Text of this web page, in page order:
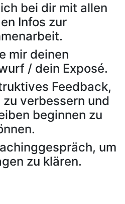
bei dir mit allen
Infos zur
mir deinen
/ dein Exposé.
Feedback,
zu verbessern und
beginnen zu
um
zu klären.